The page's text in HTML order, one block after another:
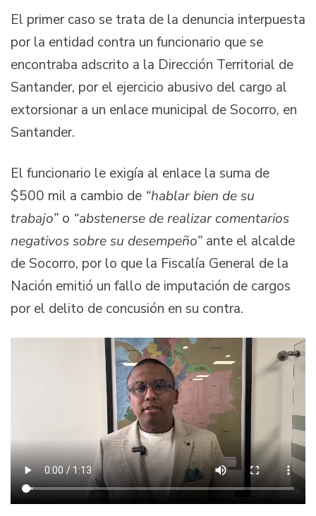
El primer caso se trata de la denuncia interpuesta
por la entidad contra un funcionario que se
encontraba adscrito a la Dirección Territorial de
Santander, por el ejercicio abusivo del cargo al
extorsionar a un enlace municipal de Socorro, en
Santander.
El funcionario le exigía al enlace la suma de
$500 mil a cambio de “hablar bien de su
trabajo” o “abstenerse de realizar comentarios
negativos sobre su desempeño” ante el alcalde
de Socorro, por lo que la Fiscalía General de la
Nación emitió un fallo de imputación de cargos
por el delito de concusión en su contra.